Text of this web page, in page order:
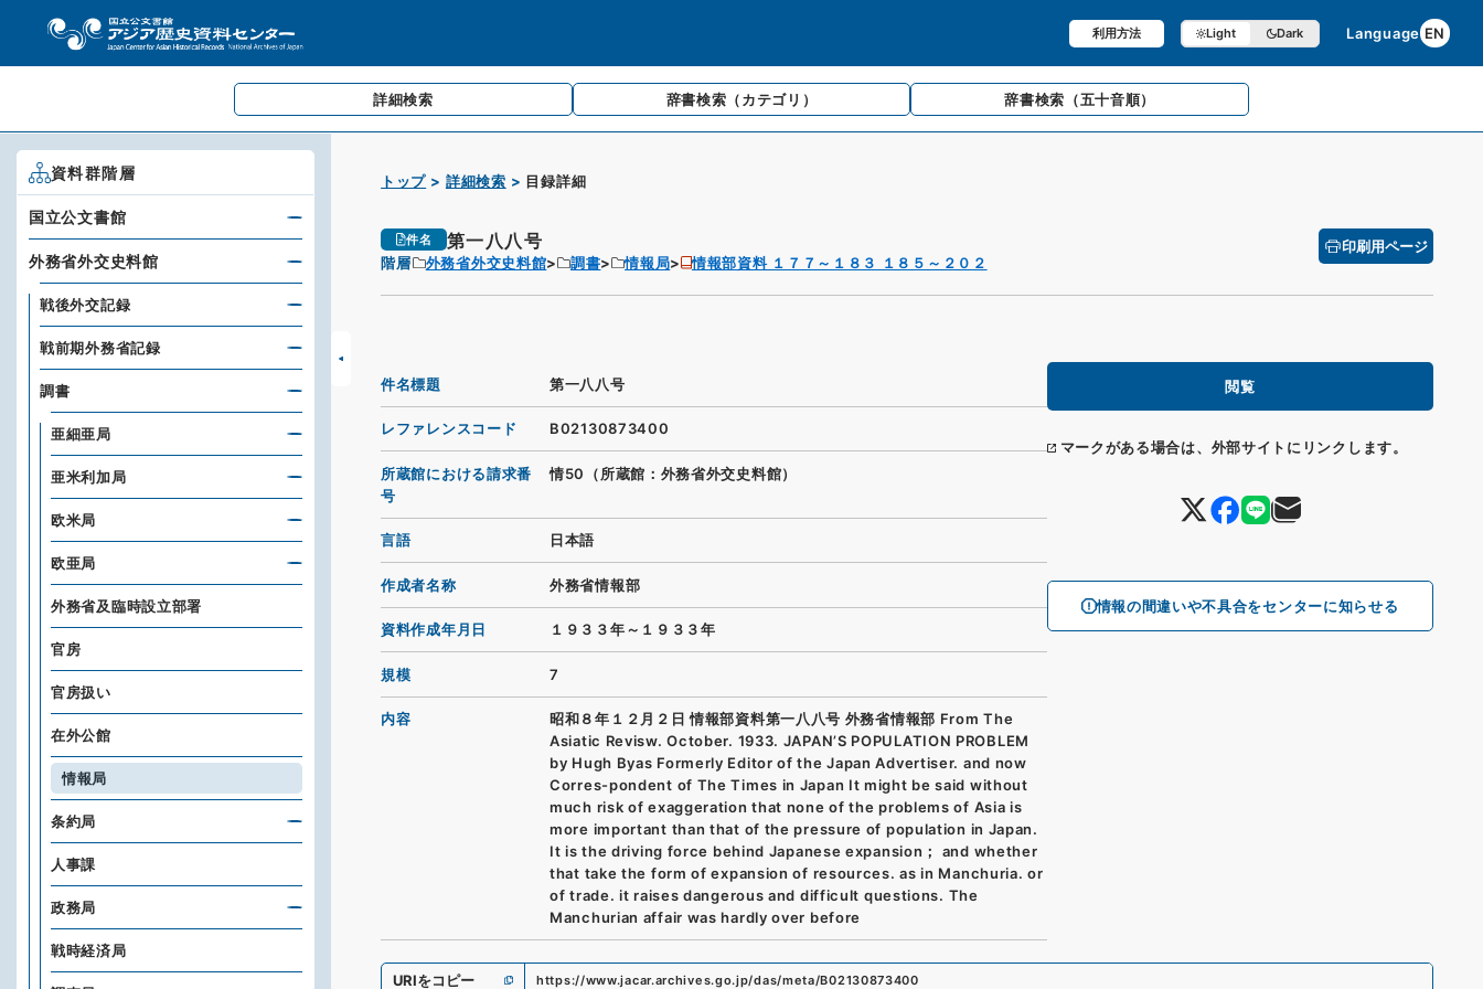
利用方法 Light Dark Language EN
詳細検索 辞書検索 （カテゴリ） 辞書検索 （五十音順）
トップ 詳細検索 目録詳細
件名 第一八八号
階層 外務省外交史料館 調書 情報局 情報部資料 １７７～１８３ １８５～２０２
印刷用ページ
閲覧
マークがある場合は、外部サイトにリンクします。
情報の間違いや不具合をセンターに知らせる
件名標題 第一八八号
レファレンスコード B02130873400
所蔵館における請求番
号
情50（所蔵館：外務省外交史料館）
言語 日本語
作成者名称 外務省情報部
資料作成年月日 １９３３年～１９３３年
規模 7
内容
昭和８年１２月２日 情報部資料第一八八号 外務省情報部 From The
Asiatic Revisw. October. 1933. JAPAN’S POPULATION PROBLEM
by Hugh Byas Formerly Editor of the Japan Advertiser. and now
Corres-pondent of The Times in Japan It might be said without
much risk of exaggeration that none of the problems of Asia is
more important than that of the pressure of population in Japan.
It is the driving force behind Japanese expansion； and whether
that take the form of expansion of resources. as in Manchuria. or
of trade. it raises dangerous and difficult questions. The
Manchurian affair was hardly over before
URIをコピー https://www.jacar.archives.go.jp/das/meta/B02130873400
資料群階層
国立公文書館
外務省外交史料館
戦後外交記録
戦前期外務省記録
調書
亜細亜局
亜米利加局
欧米局
欧亜局
外務省及臨時設立部署
官房
官房扱い
在外公館
情報局
条約局
人事課
政務局
戦時経済局